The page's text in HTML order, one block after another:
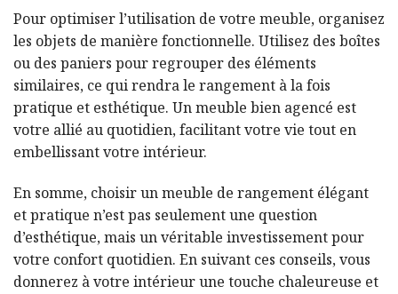
Pour optimiser l’utilisation de votre meuble, organisez
les objets de manière fonctionnelle. Utilisez des boîtes
ou des paniers pour regrouper des éléments
similaires, ce qui rendra le rangement à la fois
pratique et esthétique. Un meuble bien agencé est
votre allié au quotidien, facilitant votre vie tout en
embellissant votre intérieur.
En somme, choisir un meuble de rangement élégant
et pratique n’est pas seulement une question
d’esthétique, mais un véritable investissement pour
votre confort quotidien. En suivant ces conseils, vous
donnerez à votre intérieur une touche chaleureuse et